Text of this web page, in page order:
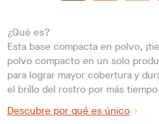
¿Qué es?
Esta base compacta en polvo,
polvo compacto en un solo
para lograr mayor cobertura y
el brillo del rostro por más tiempo.
Descubre por qué es único